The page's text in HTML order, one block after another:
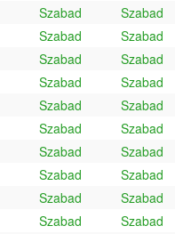
Szabad
Szabad
Szabad
Szabad
Szabad
Szabad
Szabad
Szabad
Szabad
Szabad
Szabad
Szabad
Szabad
Szabad
Szabad
Szabad
Szabad
Szabad
Szabad
Szabad